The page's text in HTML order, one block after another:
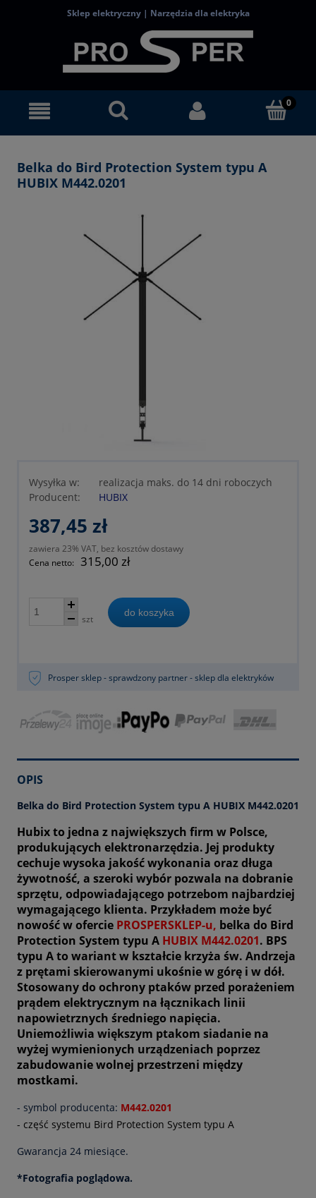
Sklep elektryczny | Narzędzia dla elektryka
Belka do Bird Protection System typu A
HUBIX M442.0201
Wysyłka w:
realizacja maks. do 14 dni roboczych
Producent:
HUBIX
387,45 zł
zawiera 23% VAT, bez kosztów dostawy
Cena netto: 315,00 zł
szt
do koszyka
Prosper sklep - sprawdzony partner - sklep dla elektryków
OPIS
Belka do Bird Protection System typu A HUBIX M442.0201
Hubix to jedna z największych firm w Polsce,
produkujących elektronarzędzia. Jej produkty
cechuje wysoka jakość wykonania oraz długa
żywotność, a szeroki wybór pozwala na dobranie
sprzętu, odpowiadającego potrzebom najbardziej
wymagającego klienta. Przykładem może być
nowość w ofercie PROSPERSKLEP-u, belka do Bird
Protection System typu A HUBIX M442.0201. BPS
typu A to wariant w kształcie krzyża św. Andrzeja
z prętami skierowanymi ukośnie w górę i w dół.
Stosowany do ochrony ptaków przed porażeniem
prądem elektrycznym na łącznikach linii
napowietrznych średniego napięcia.
Uniemożliwia większym ptakom siadanie na
wyżej wymienionych urządzeniach poprzez
zabudowanie wolnej przestrzeni między
mostkami.
- symbol producenta: M442.0201
- część systemu Bird Protection System typu A
Gwarancja 24 miesiące.
*Fotografia poglądowa.